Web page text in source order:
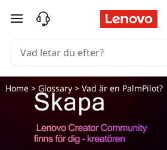
hoppa vidare till huvudinnehållet
Home> Glossary> Vad är en PalmPilot?